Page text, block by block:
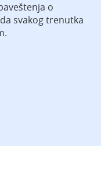
o
svakog trenutka